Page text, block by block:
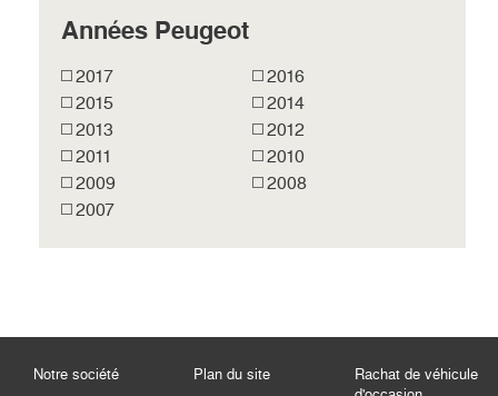
Années Peugeot
2017
2016
2015
2014
2013
2012
2011
2010
2009
2008
2007
Notre société
Plan du site
Rachat de véhicule